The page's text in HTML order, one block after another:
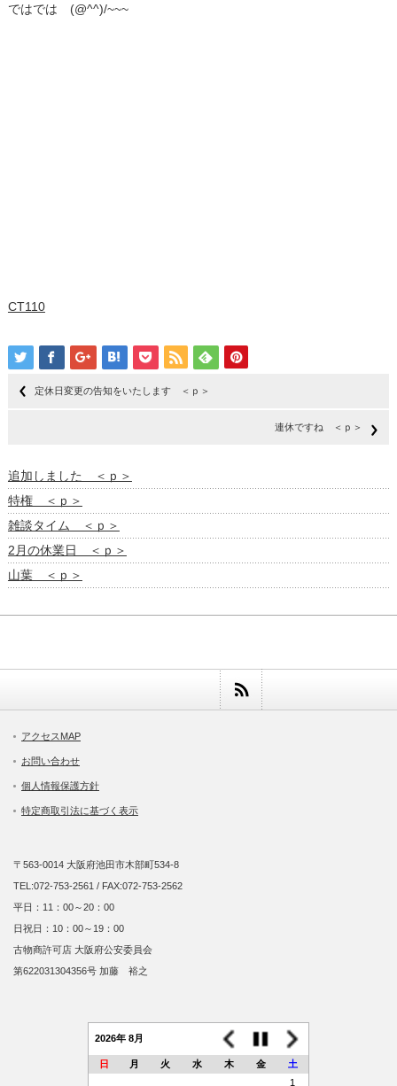
ではでは (@^^)/~~~
CT110
定休日変更の告知をいたします ＜ｐ＞
連休ですね ＜ｐ＞
追加しました ＜ｐ＞
特権 ＜ｐ＞
雑談タイム ＜ｐ＞
2月の休業日 ＜ｐ＞
山葉 ＜ｐ＞
アクセスMAP
お問い合わせ
個人情報保護方針
特定商取引法に基づく表示
〒563-0014 大阪府池田市木部町534-8
TEL:072-753-2561 / FAX:072-753-2562
平日：11：00～20：00
日祝日：10：00～19：00
古物商許可店 大阪府公安委員会
第622031304356号 加藤 裕之
2026年 8月
日 月 火 水 木 金
土
1